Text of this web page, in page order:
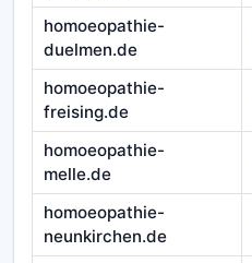
homoeopathie-
duelmen.de
homoeopathie-
freising.de
homoeopathie-
melle.de
homoeopathie-
neunkirchen.de